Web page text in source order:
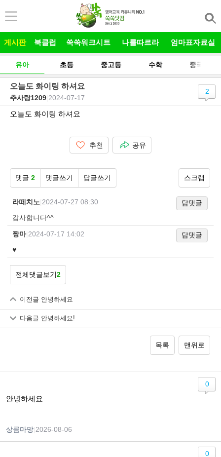
게시판 북클럽 쑥쑥워크시트 나를따르라 엄마표자료실
유아 초등 중고등 수학 중국어
오늘도 화이팅 하셔요
추사랑1209 2024-07-17
2
오늘도 화이팅 하셔요
추천 공유
댓글 2 댓글쓰기 답글쓰기 스크랩
라떼치노 2024-07-27 08:30
답댓글
감사합니다^^
짱마| 2024-07-17 14:02
답댓글
♥
전체댓글보기2
이전글 안녕하세요
다음글 안녕하세요!
목록 맨위로
안녕하세요
상콤마망 2026-08-06
0
0